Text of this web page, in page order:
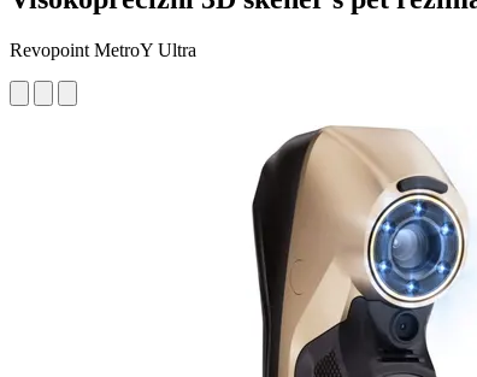
Revopoint MetroY Ultra